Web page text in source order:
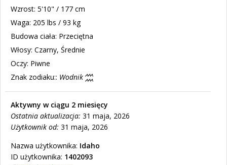
Wzrost: 5'10" / 177 cm
Waga: 205 lbs / 93 kg
Budowa ciała: Przeciętna
Włosy: Czarny, Średnie
Oczy: Piwne
Znak zodiaku:: Wodnik
Aktywny w ciągu 2 miesięcy
Ostatnia aktualizacja: 31 maja, 2026
Użytkownik od: 31 maja, 2026
Nazwa użytkownika: Idaho
ID użytkownika: 1402093